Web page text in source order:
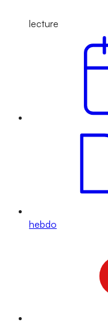
lecture
hebdo